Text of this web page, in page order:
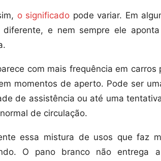
o significado pode variar. Em
diferente, e nem sempre ele
com mais frequência em
momentos de aperto. Pode ser
de assistência ou até uma
de circulação.
essa mistura de usos que faz
O pano branco não